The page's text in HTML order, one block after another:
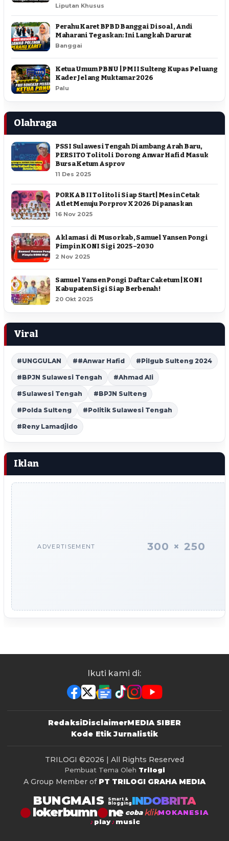
Liputan Khusus
Perahu Karet BPBD Banggai Disoal, Andi
Maharani Tegaskan: Ini Langkah Darurat
Banggai
Ketua Umum PBNU | PMII Sulteng Kupas Peluang
Kader Jelang Muktamar 2026
Palu
Olahraga
PSSI Sulawesi Tengah Diambang Arah Baru,
PERSITO Tolitoli Dorong Anwar Hafid Masuk
Bursa Ketum Asprov
11 Des 2025
PORKAB II Tolitoli Siap Start | Mesin Cetak
Atlet Menuju Porprov X 2026 Dipanaskan
16 Nov 2025
Aklamasi di Musorkab, Samuel Yansen Pongi
Pimpin KONI Sigi 2025–2030
2 Nov 2025
Samuel Yansen Pongi Daftar Caketum | KONI
Kabupaten Sigi Siap Berbenah !
20 Okt 2025
Viral
#UNGGULAN ##Anwar Hafid #Pilgub Sulteng 2024
#BPJN Sulawesi Tengah #Ahmad Ali
#Sulawesi Tengah #BPJN Sulteng
#Polda Sulteng #Politik Sulawesi Tengah
#Reny Lamadjido
Iklan
ADVERTISEMENT 300 × 250
Ikuti kami di:
RedaksiDisclaimerMEDIA SIBER
Kode Etik Jurnalistik
TRILOGI ©2026 | All Rights Reserved
Pembuat Tema Oleh Trilogi
A Group Member of PT TRILOGI GRAHA MEDIA
BUNGMAIS
Smart &
Blogging INDOBRITA
lokerbumn coba klikMOKANESIA
play
music